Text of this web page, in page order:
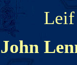
Leif
John